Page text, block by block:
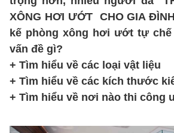
XÔNG HƠI ƯỚT CHO GIA
kế phòng xông hơi ướt tự
vấn đề gì?
+ Tìm hiểu về các loại vật liệu
+ Tìm hiểu về các kích thước
+ Tìm hiểu về nơi nào thi công